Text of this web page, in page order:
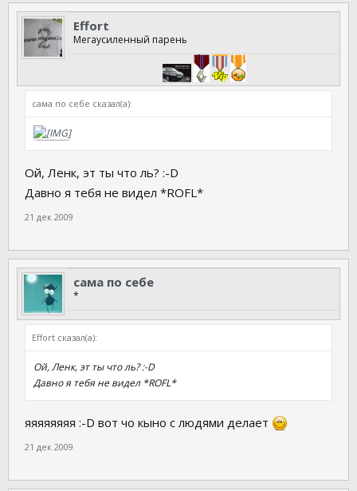
Effort
Мегаусиленный парень
сама по себе сказал(а):
Ой, Ленк, эт ты что ль? :-D
Давно я тебя не видел *ROFL*
21 дек 2009
сама по себе
*
Effort сказал(а):
Ой, Ленк, эт ты что ль? :-D
Давно я тебя не видел *ROFL*
яяяяяяяя :-D вот чо кыно с людями делает
21 дек 2009